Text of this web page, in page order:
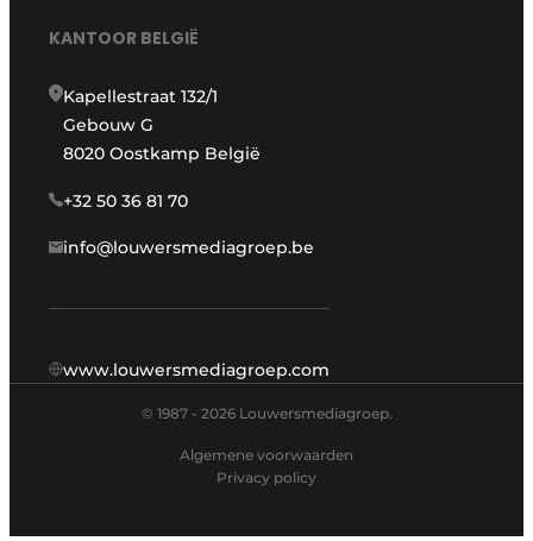
KANTOOR BELGIË
Kapellestraat 132/1
Gebouw G
8020 Oostkamp België
+32 50 36 81 70
info@louwersmediagroep.be
www.louwersmediagroep.com
© 1987 - 2026 Louwersmediagroep.
Algemene voorwaarden
Privacy policy